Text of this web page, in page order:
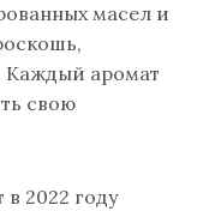
масел и
Каждый аромат
свою
2022 году